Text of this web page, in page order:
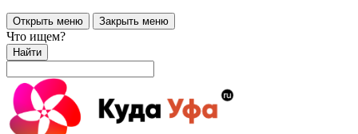
Открыть меню Закрыть меню
Что ищем?
Найти